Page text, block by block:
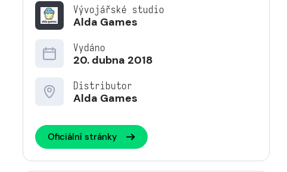
Vývojářské studio
Alda Games
Vydáno
20. dubna 2018
Distributor
Alda Games
Oficiální stránky